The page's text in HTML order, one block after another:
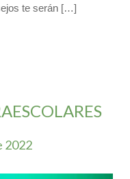
te serán […]
2022